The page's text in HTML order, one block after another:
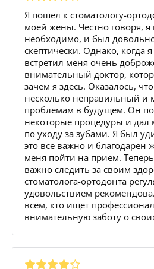
Я пошел к стоматологу-
моей жены. Честно говоря, я
необходимо, и был
скептически. Однако, когда
встретил меня очень
внимательный доктор,
зачем я здесь. Оказалось,
несколько неправильный и
проблемам в будущем. Он
некоторые процедуры и
по уходу за зубами. Я был
это все важно и благодарен
меня пойти на прием.
важно следить за своим
стоматолога-ортодонта
удовольствием
всем, кто ищет
внимательную заботу о